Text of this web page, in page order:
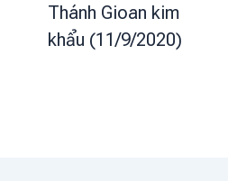
Thánh Gioan kim
khẩu (11/9/2020)